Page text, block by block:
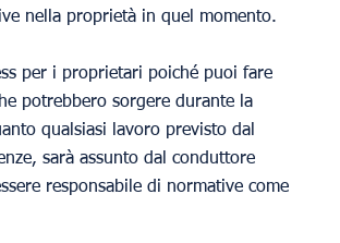
nella proprietà in quel momento.
per i proprietari poiché puoi fare
potrebbero sorgere durante la
qualsiasi lavoro previsto dal
sarà assunto dal conduttore
responsabile di normative come